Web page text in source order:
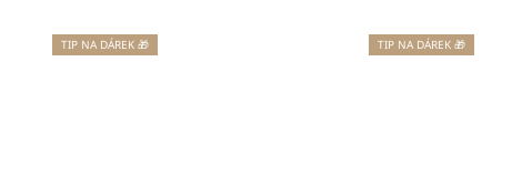
TIP NA DÁREK 🎁 TIP NA DÁREK 🎁